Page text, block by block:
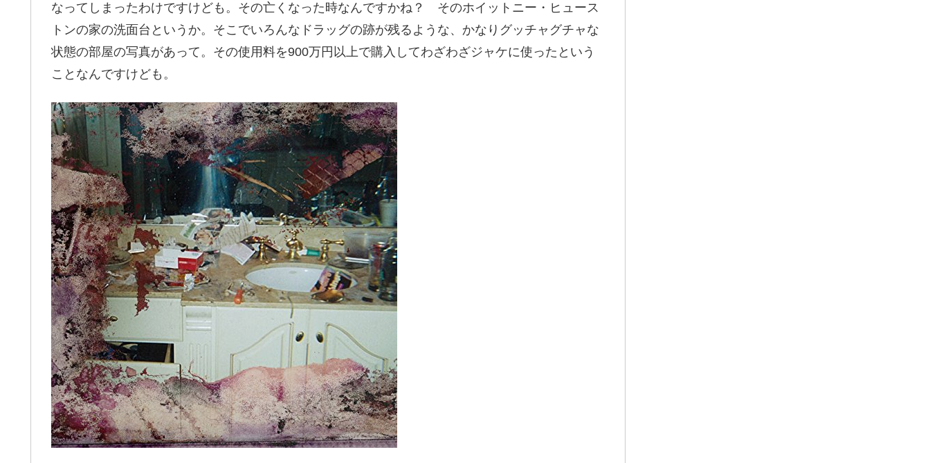
なってしまったわけですけども。その亡くなった時なんですかね？ そのホイットニー・ヒュース
トンの家の洗面台というか。そこでいろんなドラッグの跡が残るような、かなりグッチャグチャな
状態の部屋の写真があって。その使用料を900万円以上で購入してわざわざジャケに使ったという
ことなんですけども。